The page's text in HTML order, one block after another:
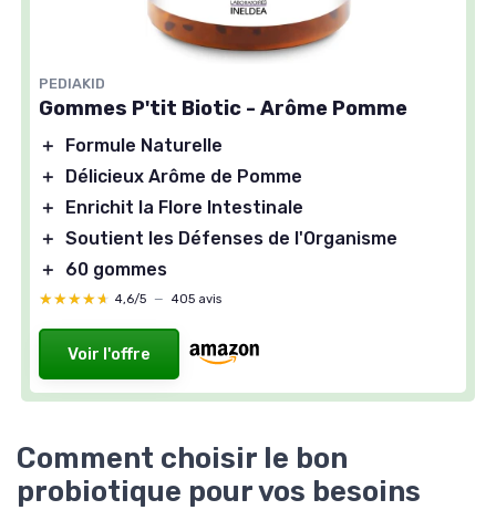
PEDIAKID
Gommes P'tit Biotic - Arôme Pomme
＋
Formule Naturelle
＋
Délicieux Arôme de Pomme
＋
Enrichit la Flore Intestinale
＋ Soutient les Défenses de l'Organisme
＋
60 gommes
★★★★★
★★★★★ 4,6/5 — 405 avis
Voir l'offre
Comment choisir le bon
probiotique pour vos besoins